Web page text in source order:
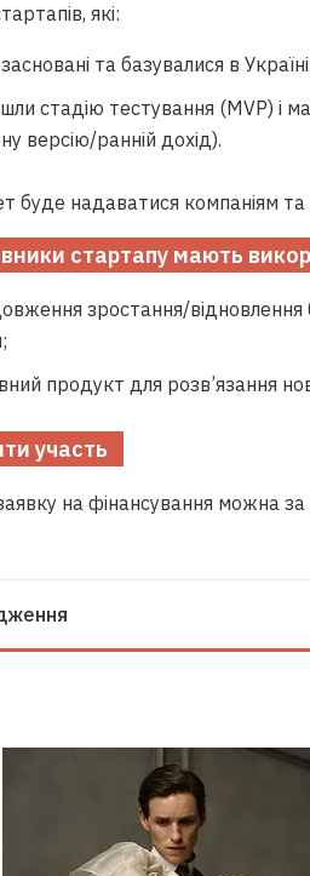
які:
та базувалися в
стадію тестування (MVP) і
версію/ранній дохід).
буде надаватися компаніям
стартапу мають
зростання/відновлення
продукт для розв’язання
участь
на фінансування можна за